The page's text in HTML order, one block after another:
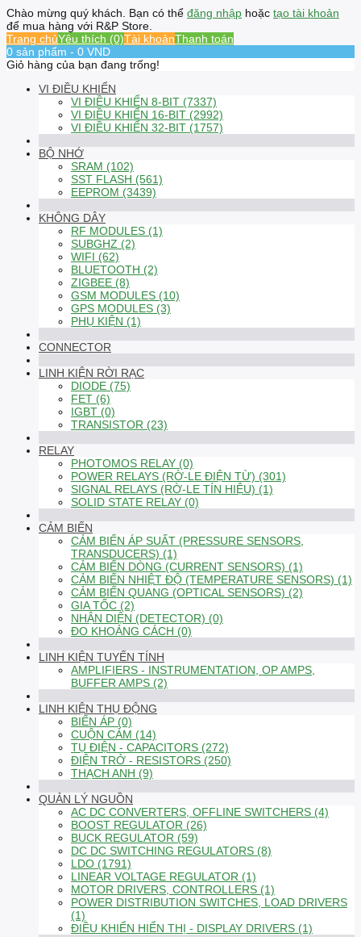
Chào mừng quý khách. Bạn có thể đăng nhập hoặc tạo tài khoản
để mua hàng với R&P Store.
Trang chủYêu thích (0)Tài khoảnThanh toán
0 sản phẩm - 0 VND
Giỏ hàng của bạn đang trống!
VI ĐIỀU KHIỂN
VI ĐIỀU KHIỂN 8-BIT (7337)
VI ĐIỀU KHIỂN 16-BIT (2992)
VI ĐIỀU KHIỂN 32-BIT (1757)
BỘ NHỚ
SRAM (102)
SST FLASH (561)
EEPROM (3439)
KHÔNG DÂY
RF MODULES (1)
SUBGHZ (2)
WIFI (62)
BLUETOOTH (2)
ZIGBEE (8)
GSM MODULES (10)
GPS MODULES (3)
PHỤ KIỆN (1)
CONNECTOR
LINH KIỆN RỜI RẠC
DIODE (75)
FET (6)
IGBT (0)
TRANSISTOR (23)
RELAY
PHOTOMOS RELAY (0)
POWER RELAYS (RỜ-LE ĐIỆN TỪ) (301)
SIGNAL RELAYS (RỜ-LE TÍN HIỆU) (1)
SOLID STATE RELAY (0)
CẢM BIẾN
CẢM BIẾN ÁP SUẤT (PRESSURE SENSORS,
TRANSDUCERS) (1)
CẢM BIẾN DÒNG (CURRENT SENSORS) (1)
CẢM BIẾN NHIỆT ĐỘ (TEMPERATURE SENSORS) (1)
CẢM BIẾN QUANG (OPTICAL SENSORS) (2)
GIA TỐC (2)
NHẬN DIỆN (DETECTOR) (0)
ĐO KHOẢNG CÁCH (0)
LINH KIỆN TUYẾN TÍNH
AMPLIFIERS - INSTRUMENTATION, OP AMPS,
BUFFER AMPS (2)
LINH KIỆN THỤ ĐỘNG
BIẾN ÁP (0)
CUỘN CẢM (14)
TỤ ĐIỆN - CAPACITORS (272)
ĐIỆN TRỞ - RESISTORS (250)
THẠCH ANH (9)
QUẢN LÝ NGUỒN
AC DC CONVERTERS, OFFLINE SWITCHERS (4)
BOOST REGULATOR (26)
BUCK REGULATOR (59)
DC DC SWITCHING REGULATORS (8)
LDO (1791)
LINEAR VOLTAGE REGULATOR (1)
MOTOR DRIVERS, CONTROLLERS (1)
POWER DISTRIBUTION SWITCHES, LOAD DRIVERS
(1)
ĐIỀU KHIỂN HIỂN THỊ - DISPLAY DRIVERS (1)